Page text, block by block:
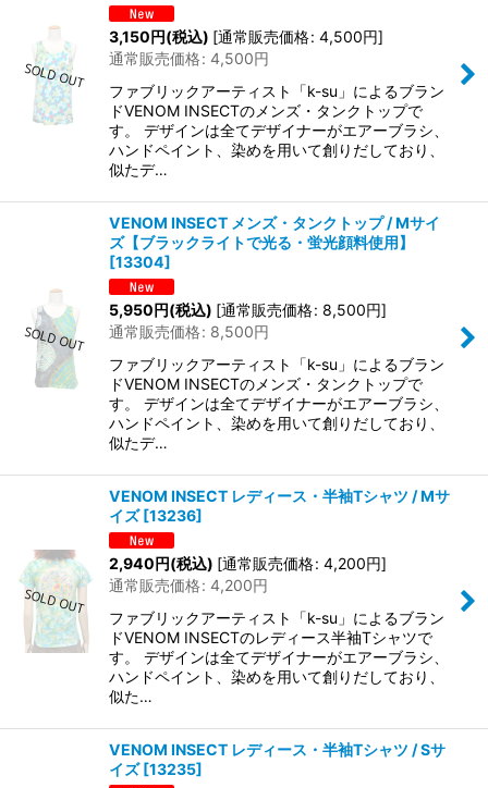
3,150円(税込) [通常販売価格: 4,500円]
通常販売価格: 4,500円
ファブリックアーティスト「k-su」によるブラン
ドVENOM INSECTのメンズ・タンクトップで
す。 デザインは全てデザイナーがエアーブラシ、
ハンドペイント、染めを用いて創りだしており、
似たデ…
VENOM INSECT メンズ・タンクトップ / Mサイ
ズ【ブラックライトで光る・蛍光顔料使用】
[13304]
5,950円(税込) [通常販売価格: 8,500円]
通常販売価格: 8,500円
ファブリックアーティスト「k-su」によるブラン
ドVENOM INSECTのメンズ・タンクトップで
す。 デザインは全てデザイナーがエアーブラシ、
ハンドペイント、染めを用いて創りだしており、
似たデ…
VENOM INSECT レディース・半袖Tシャツ / Mサ
イズ [13236]
2,940円(税込) [通常販売価格: 4,200円]
通常販売価格: 4,200円
ファブリックアーティスト「k-su」によるブラン
ドVENOM INSECTのレディース半袖Tシャツで
す。 デザインは全てデザイナーがエアーブラシ、
ハンドペイント、染めを用いて創りだしており、
似た…
VENOM INSECT レディース・半袖Tシャツ / Sサ
イズ [13235]